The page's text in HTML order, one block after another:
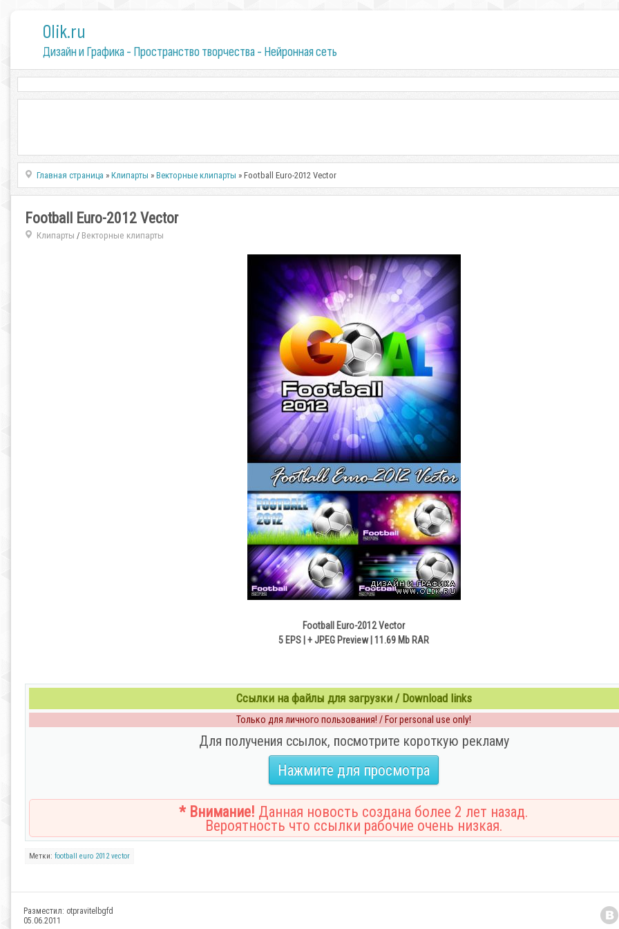
0lik.ru
Дизайн и Графика - Пространство творчества - Нейронная сеть
Главная страница »Клипарты »Векторные клипарты » Football Euro-2012 Vector
Football Euro-2012 Vector
Клипарты / Векторные клипарты
Football Euro-2012 Vector
5 EPS | + JPEG Preview | 11.69 Mb RAR
Ссылки на файлы для загрузки / Download links
Только для личного пользования! / For personal use only!
Для получения ссылок, посмотрите короткую рекламу
Нажмите для просмотра
* Внимание! Данная новость создана более 2 лет назад.
Вероятность что ссылки рабочие очень низкая.
Метки: football euro 2012 vector
Разместил: otpravitelbgfd
05.06.2011